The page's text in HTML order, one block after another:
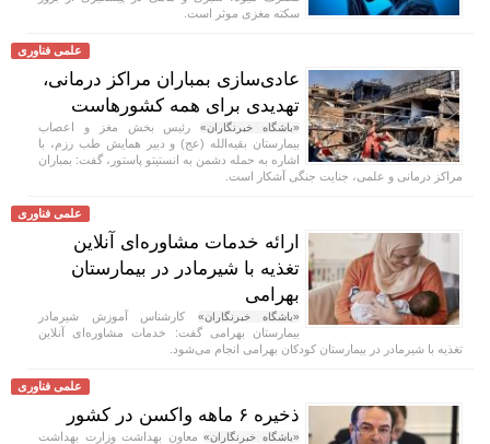
سکته مغزی موثر است.
علمی فناوری
عادی‌سازی بمباران مراکز درمانی،
تهدیدی برای همه کشورهاست
«باشگاه خبرنگاران»رئیس بخش مغز و اعصاب
بیمارستان بقیه‌الله (عج) و دبیر همایش طب رزم، با
اشاره به حمله دشمن به انستیتو پاستور، گفت: بمباران
مراکز درمانی و علمی، جنایت جنگی آشکار است.
علمی فناوری
ارائه خدمات مشاوره‌ای آنلاین
تغذیه با شیرمادر در بیمارستان
بهرامی
«باشگاه خبرنگاران» کارشناس آموزش شیرمادر
بیمارستان بهرامی گفت: خدمات مشاوره‌ای آنلاین
تغذیه با شیرمادر در بیمارستان کودکان بهرامی انجام می‌شود.
علمی فناوری
ذخیره ۶ ماهه واکسن در کشور
«باشگاه خبرنگاران»معاون بهداشت وزارت بهداشت